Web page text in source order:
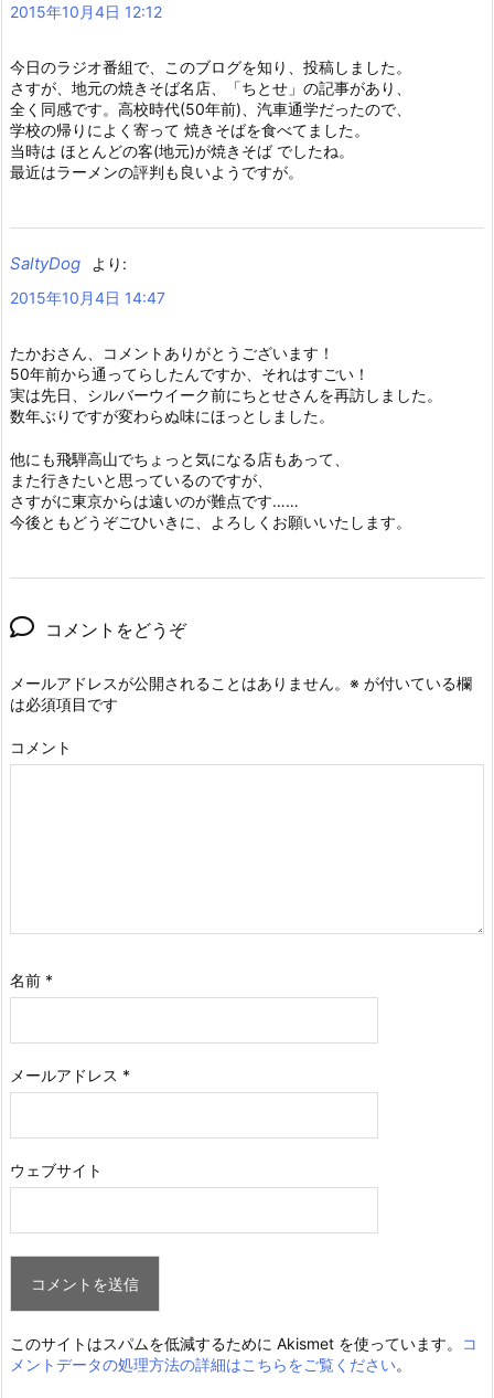
2015年10月4日 12:12
今日のラジオ番組で、このブログを知り、投稿しました。
さすが、地元の焼きそば名店、「ちとせ」の記事があり、
全く同感です。高校時代(50年前)、汽車通学だったので、
学校の帰りによく寄って 焼きそばを食べてました。
当時は ほとんどの客(地元)が焼きそば でしたね。
最近はラーメンの評判も良いようですが。
SaltyDog
より:
2015年10月4日 14:47
たかおさん、コメントありがとうございます！
50年前から通ってらしたんですか、それはすごい！
実は先日、シルバーウイーク前にちとせさんを再訪しました。
数年ぶりですが変わらぬ味にほっとしました。
他にも飛騨高山でちょっと気になる店もあって、
また行きたいと思っているのですが、
さすがに東京からは遠いのが難点です……
今後ともどうぞごひいきに、よろしくお願いいたします。
コメントをどうぞ
メールアドレスが公開されることはありません。 ※ が付いている欄
は必須項目です
コメント
名前 *
メールアドレス *
ウェブサイト
このサイトはスパムを低減するために Akismet を使っています。
コ
メントデータの処理方法の詳細はこちらをご覧ください。